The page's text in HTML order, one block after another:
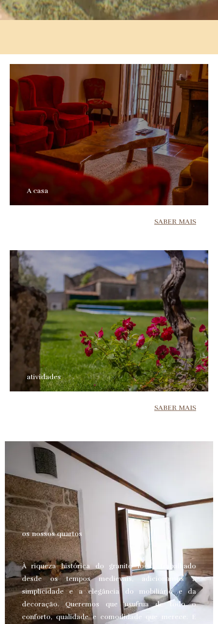
A casa
SABER MAIS
atividades
SABER MAIS
os nossos quartos
À riqueza histórica do granito local, trabalhado
desde os tempos medievais, adicionamos a
simplicidade e a elegância do mobiliário e da
decoração. Queremos que usufrua de todo o
conforto, qualidade e comodidade que merece.
E